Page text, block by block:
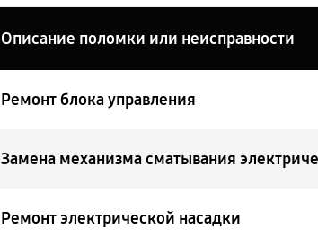
Описание поломки или неисправности
Ремонт блока управления
Замена механизма сматывания
Ремонт электрической насадки